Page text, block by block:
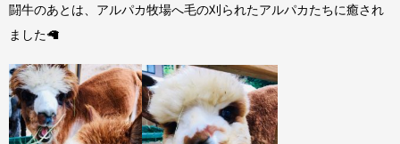
闘牛のあとは、アルパカ牧場へ毛の刈られたアルパカたちに癒され
ました🦙